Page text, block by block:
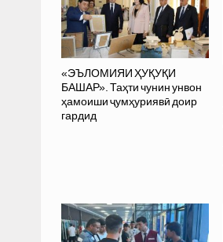
«ЭЪЛОМИЯИ ҲУҚУҚИ
БАШАР». Таҳти чунин унвон
ҳамоиши ҷумҳуриявӣ доир
гардид